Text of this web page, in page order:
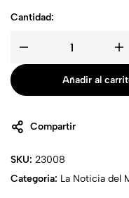
Cantidad:
Añadir al
Compartir
SKU: 23008
Categoria: La Noticia del